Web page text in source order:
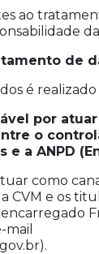
ao
de
é realizado
por
o
a ANPD
como
CVM e os
mail